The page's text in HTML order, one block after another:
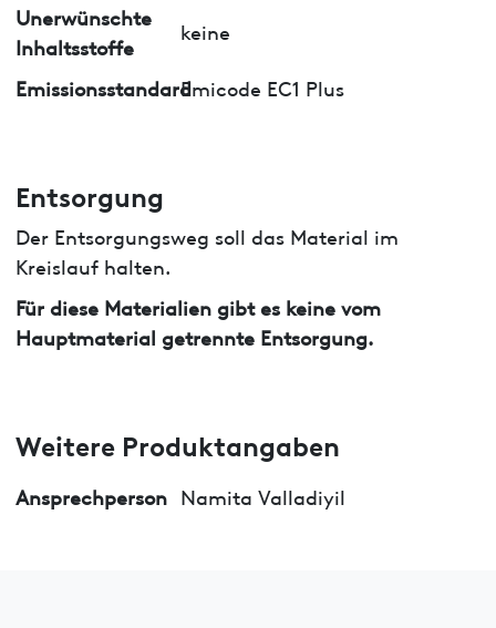
Unerwünschte
Inhaltsstoffe
keine
EmissionsstandardEmicode EC1 Plus
Entsorgung
Der Entsorgungsweg soll das Material im
Kreislauf halten.
Für diese Materialien gibt es keine vom
Hauptmaterial getrennte Entsorgung.
Weitere Produktangaben
Ansprechperson Namita Valladiyil